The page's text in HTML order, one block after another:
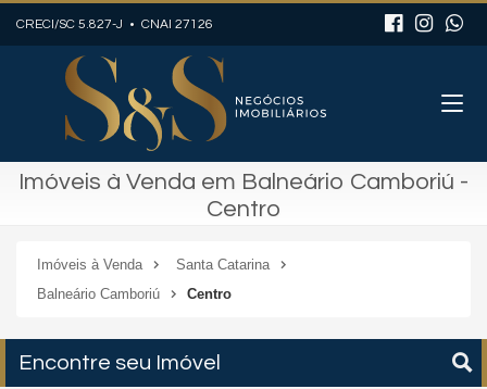
CRECI/SC 5.827-J • CNAI 27126
Imóveis à Venda em Balneário Camboriú -
Centro
Imóveis à Venda
Santa Catarina
Balneário Camboriú
Centro
Encontre seu Imóvel